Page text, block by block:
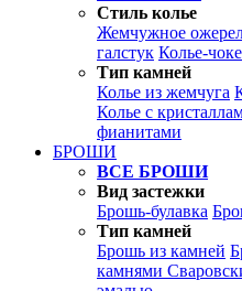
Стиль колье
Жемчужное
галстук Колье-
Тип камней
Колье из жемчуга
Колье с
фианитами
БРОШИ
ВСЕ БРОШИ
Вид застежки
Брошь-булавка
Тип камней
Брошь из камней
камнями